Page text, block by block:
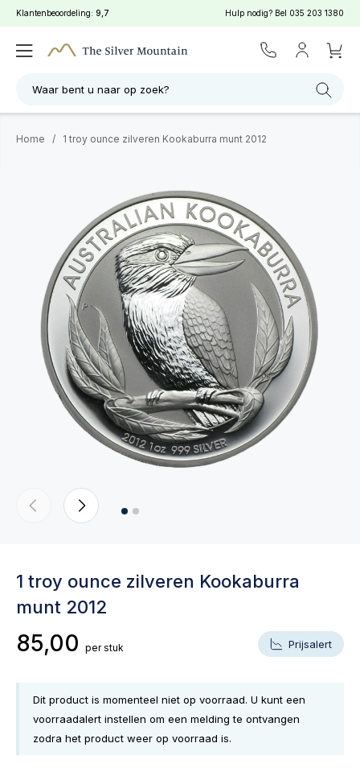
Klantenbeoordeling: 9,7 Hulp nodig? Bel 035 203 1380
Waar bent u naar op zoek?
Home / 1 troy ounce zilveren Kookaburra munt 2012
1 troy ounce zilveren Kookaburra
munt 2012
85,00 per stuk Prijsalert
Dit product is momenteel niet op voorraad. U kunt een
voorraadalert instellen om een melding te ontvangen
zodra het product weer op voorraad is.